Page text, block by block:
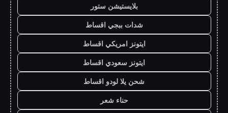
بلايستيشن ستور
شدات ببجي اقساط
ايتونز امريكي اقساط
ايتونز سعودي اقساط
شحن يلا لودو اقساط
حناء شعر